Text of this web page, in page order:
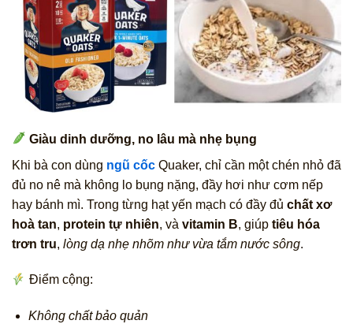
Giàu dinh dưỡng, no lâu mà nhẹ bụng
Khi bà con dùng ngũ cốc Quaker, chỉ cần một chén nhỏ đã
đủ no nê mà không lo bụng nặng, đầy hơi như cơm nếp
hay bánh mì. Trong từng hạt yến mạch có đầy đủ chất xơ
hoà tan, protein tự nhiên, và vitamin B, giúp tiêu hóa
trơn tru, lòng dạ nhẹ nhõm như vừa tắm nước sông.
Điểm cộng:
Không chất bảo quản